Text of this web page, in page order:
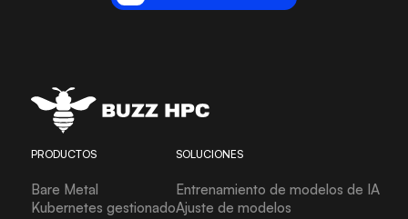
PRODUCTOS
Bare Metal
Kubernetes gestionado
SOLUCIONES
Entrenamiento de modelos de IA
Ajuste de modelos